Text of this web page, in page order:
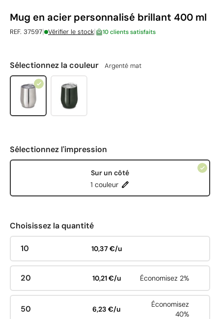
Mug en acier personnalisé brillant 400 ml
REF. 37597| Vérifier le stock| 10 clients satisfaits
Sélectionnez la couleur Argenté mat
Sélectionnez l'impression
Sur un côté
1 couleur
Choisissez la quantité
10 10,37 €/u
20 10,21 €/u Économisez 2%
50 6,23 €/u
Économisez
40%